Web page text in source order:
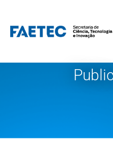
Pular
para
conteúdo